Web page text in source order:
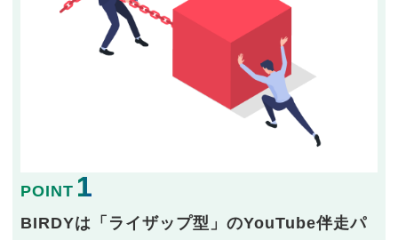
POINT 1
BIRDYは「ライザップ型」のYouTube伴走パ